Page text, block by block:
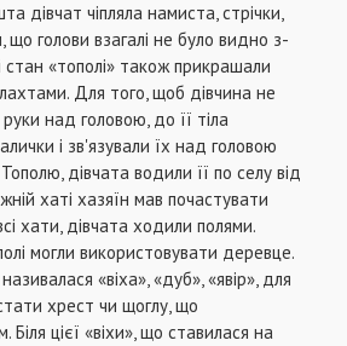
дівчат чіпляла намиста, стрічки,
голови взагалі не було видно з-
стан «тополі» також прикрашали
Для того, щоб дівчина не
над головою, до її тіла
і зв'язували їх над головою
дівчата водили її по селу від
хаті хазяїн мав почастувати
хати, дівчата ходили полями.
могли використовувати деревце.
«віха», «дуб», «явір», для
хрест чи щоглу, що
Біля цієї «віхи», що ставилася на